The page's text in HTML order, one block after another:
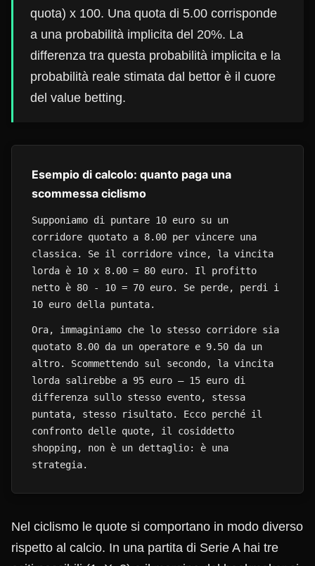
quota) x 100. Una quota di 5.00 corrisponde
a una probabilità implicita del 20%. La
differenza tra questa probabilità implicita e la
probabilità reale stimata dal bettor è il cuore
del value betting.
Esempio di calcolo: quanto paga una
scommessa ciclismo
Supponiamo di puntare 10 euro su un
corridore quotato a 8.00 per vincere una
classica. Se il corridore vince, la vincita
lorda è 10 x 8.00 = 80 euro. Il profitto
netto è 80 - 10 = 70 euro. Se perde, perdi i
10 euro della puntata.
Ora, immaginiamo che lo stesso corridore sia
quotato 8.00 da un operatore e 9.50 da un
altro. Scommettendo sul secondo, la vincita
lorda salirebbe a 95 euro — 15 euro di
differenza sullo stesso evento, stessa
puntata, stesso risultato. Ecco perché il
confronto delle quote, il cosiddetto
shopping, non è un dettaglio: è una
strategia.
Nel ciclismo le quote si comportano in modo diverso
rispetto al calcio. In una partita di Serie A hai tre